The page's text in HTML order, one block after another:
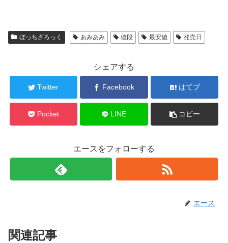
ぼっちざろっく あみあみ 値段 最安値 発売日
シェアする
Twitter Facebook はてブ
Pocket LINE コピー
エースをフォローする
エース
関連記事